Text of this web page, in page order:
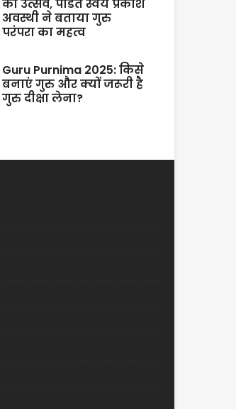
का उत्सव, पंडित स्वयं प्रकाश
अवस्थी ने बताया गुरु
परंपरा का महत्व
Guru Purnima 2025: किसे
बनाएं गुरु और क्यों जरूरी है
गुरु दीक्षा लेना?